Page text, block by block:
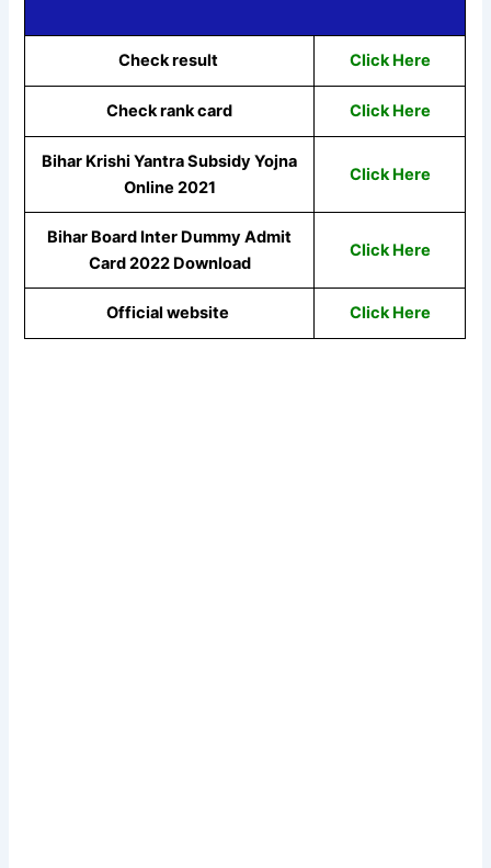
Check result Click Here
Check rank card Click Here
Bihar Krishi Yantra Subsidy Yojna
Online 2021
Click Here
Bihar Board Inter Dummy Admit
Card 2022 Download
Click Here
Official website Click Here